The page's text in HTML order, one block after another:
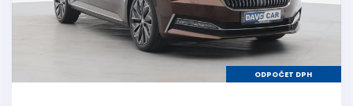
ODPOČET DPH